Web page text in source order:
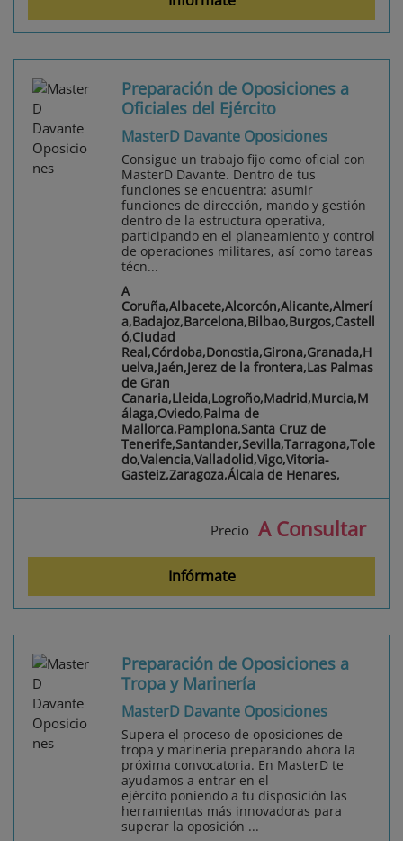
Preparación de Oposiciones a
Oficiales del Ejército
MasterD Davante Oposiciones
Consigue un trabajo fijo como oficial con
MasterD Davante. Dentro de tus
funciones se encuentra: asumir
funciones de dirección, mando y gestión
dentro de la estructura operativa,
participando en el planeamiento y control
de operaciones militares, así como tareas
técn...
A
Coruña,Albacete,Alcorcón,Alicante,Almerí
a,Badajoz,Barcelona,Bilbao,Burgos,Castell
ó,Ciudad
Real,Córdoba,Donostia,Girona,Granada,H
uelva,Jaén,Jerez de la frontera,Las Palmas
de Gran
Canaria,Lleida,Logroño,Madrid,Murcia,M
álaga,Oviedo,Palma de
Mallorca,Pamplona,Santa Cruz de
Tenerife,Santander,Sevilla,Tarragona,Tole
do,Valencia,Valladolid,Vigo,Vitoria-
Gasteiz,Zaragoza,Álcala de Henares,
Precio A Consultar
Infórmate
Preparación de Oposiciones a
Tropa y Marinería
MasterD Davante Oposiciones
Supera el proceso de oposiciones de
tropa y marinería preparando ahora la
próxima convocatoria. En MasterD te
ayudamos a entrar en el
ejército poniendo a tu disposición las
herramientas más innovadoras para
superar la oposición ...